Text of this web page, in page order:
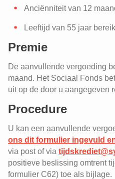
Anciënniteit van 12
Leeftijd van 55 jaar
Premie
De aanvullende vergoeding
maand. Het Sociaal Fonds
uit op de door u aangegeven
Procedure
U kan een aanvullende
ons dit formulier ingevuld
via post of via
positieve beslissing omtrent
formulier C62) toe als bijlage.
Het aanvullend pensioen
118)
Tijdskrediet: een
vergoeding bij een 1/5e
Aanvullende vergoeding
ziekte voor arbeiders uit de
voedingssector (PC 118)
Een tussenkomst voor
Syndicale premie
Een tussenkomst voor
Een tussenkomst voor